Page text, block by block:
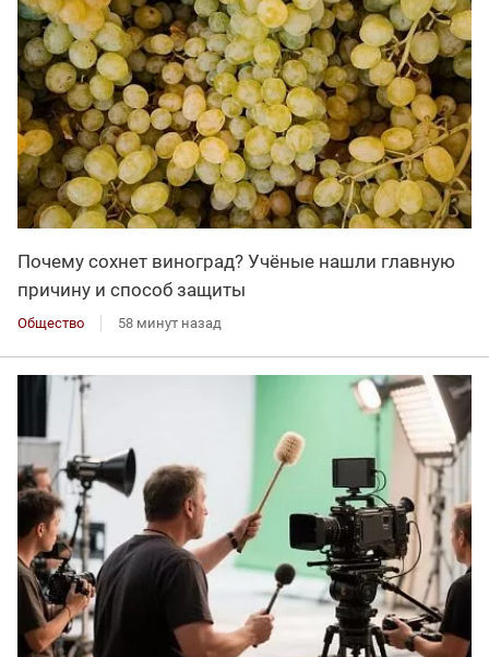
Почему сохнет виноград? Учёные нашли главную
причину и способ защиты
Общество 58 минут назад